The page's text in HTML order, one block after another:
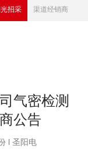
招采 渠道经销商
气密检测
公告
l 圣阳电